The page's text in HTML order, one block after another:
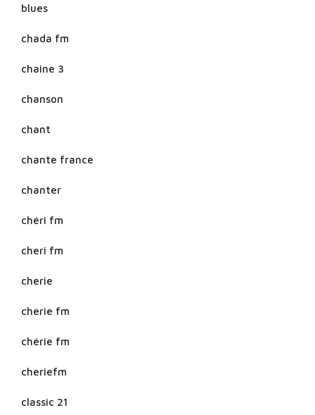
blues
chada fm
chaine 3
chanson
chant
chante france
chanter
chéri fm
cheri fm
cherie
cherie fm
chérie fm
cheriefm
classic 21